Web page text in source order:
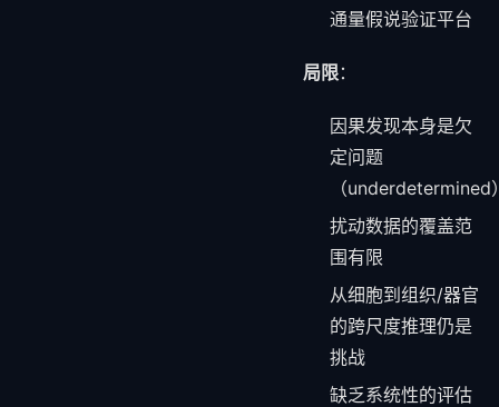
通量假说验证平台
局限：
因果发现本身是欠
定问题
（underdetermined
扰动数据的覆盖范
围有限
从细胞到组织/器官
的跨尺度推理仍是
挑战
缺乏系统性的评估